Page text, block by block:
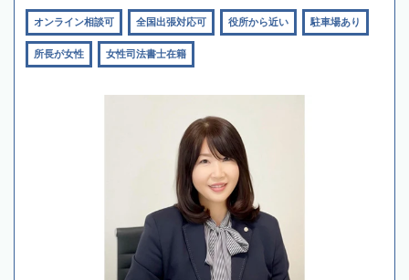
オンライン相談可 全国出張対応可 役所から近い 駐車場あり
所長が女性 女性司法書士在籍